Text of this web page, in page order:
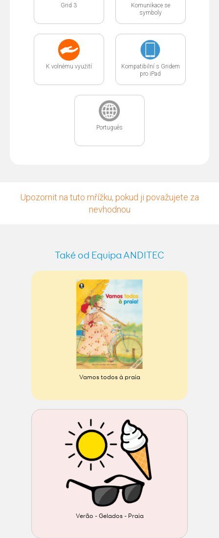
Grid 3
Komunikace se
symboly
K volnému využití
Kompatibilní s Gridem
pro iPad
Português
Upozornit na tuto mřížku, pokud ji považujete za
nevhodnou
Také od Equipa ANDITEC
Vamos todos à praia
Verão - Gelados - Praia